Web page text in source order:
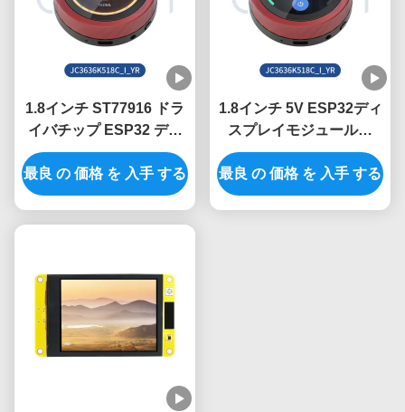
1.8インチ ST77916 ドラ
イバチップ ESP32 ディ
スプレイユニット (産業
用制御システム向け)
最良 の 価格 を 入手 する
1.8インチ 5V ESP32ディ
スプレイモジュールと
360*360解像度でプロジ
ェクトをアップグレード
最良 の 価格 を 入手 する